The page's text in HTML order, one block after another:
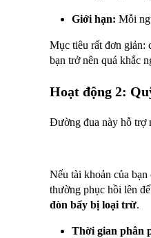
Giới hạn: Mỗi
Mục tiêu rất đơn giản:
bạn trở nên quá khắc
Hoạt động 2:
Đường đua này hỗ trợ
Nếu tài khoản của bạn
thường phục hồi lên
đòn bẩy bị loại trừ.
Thời gian phân